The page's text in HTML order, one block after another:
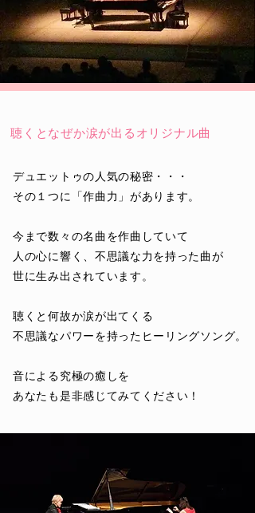
聴くとなぜか涙が出るオリジナル曲
デュエットゥの人気の秘密・・・
その１つに「作曲力」があります。
今まで数々の名曲を作曲していて
人の心に響く、不思議な力を持った曲が
世に生み出されています。
聴くと何故か涙が出てくる
​不思議なパワーを持ったヒーリングソング。
音による究極の癒しを
​あなたも是非感じてみてください！